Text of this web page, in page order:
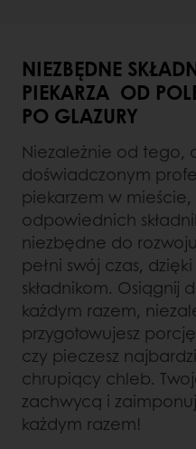
NIEZBĘDNE
PIEKARZA OD
PO GLAZURY
Niezależnie od tego,
doświadczonym
piekarzem w
odpowiednich
niezbędne do
pełni swój czas,
składnikom. Osiągnij
każdym razem,
przygotowujesz
czy pieczesz
chrupiący chleb.
zachwycą i
każdym razem!